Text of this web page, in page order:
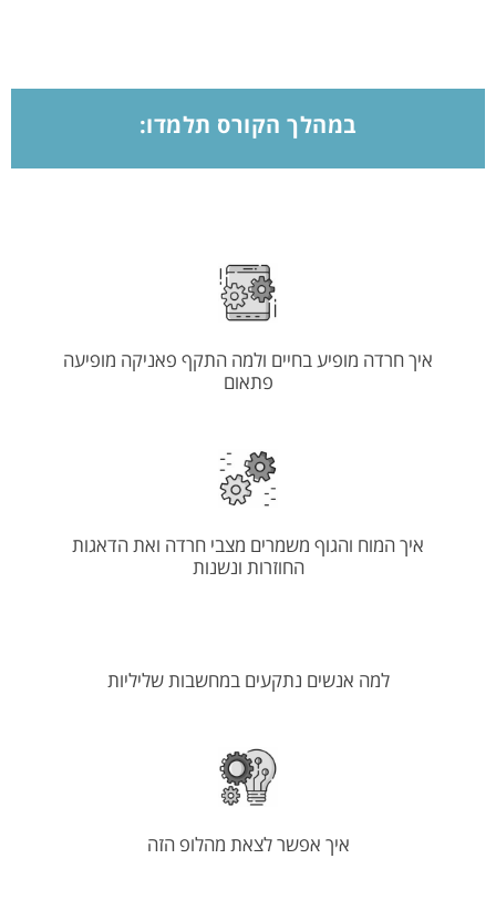
במהלך הקורס תלמדו:
איך חרדה מופיע בחיים ולמה התקף פאניקה מופיעה
פתאום
איך המוח והגוף משמרים מצבי חרדה ואת הדאגות
החוזרות ונשנות
למה אנשים נתקעים במחשבות שליליות
איך אפשר לצאת מהלופ הזה